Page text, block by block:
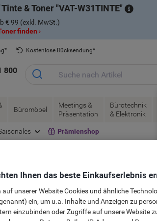
& Toner VAT-W31TINTE
€ 99 (exkl. MwSt.)
finden ›
Kostenlose Rücksendung*
800
Büromöbel
Meetings &
Präsentation
Bürotechnik
& Elektronik
Prämienshop
Ihnen das beste Einkaufserlebnis
auf unserer Website Cookies und ähnliche
ein, um u.a. Inhalte und Anzeigen zu
einzubinden oder Zugriffe auf unsere Website